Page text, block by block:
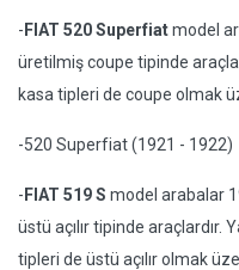
- FIAT 520 Superfiatmodel
üretilmiş coupe tipinde
kasa tipleri de coupe olmak
-520 Superfiat (1921 - 1922)
- FIAT 519 S model arabalar
üstü açılır tipinde araçlardır.
tipleri de üstü açılır olmak